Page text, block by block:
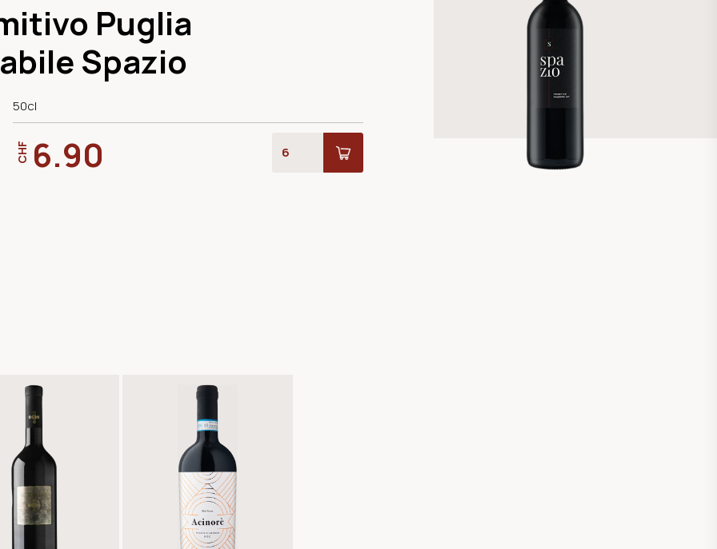
Puglia
Spazio
50cl
CHF 6.90